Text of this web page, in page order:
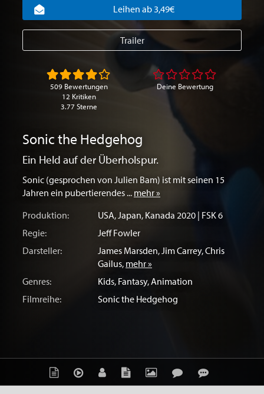
Sonic the Hedgehog
Ein Held auf der Überholspur.
Sonic (gesprochen von Julien Bam) ist mit seinen 15
Jahren ein pubertierendes ... mehr »
Produktion:
USA, Japan, Kanada 2020 | FSK 6
Regie:
Jeff Fowler
Darsteller:
James Marsden, Jim Carrey,Chris
Gailus, mehr »
Genres:
Kids, Fantasy,Animation
Filmreihe:
Sonic the Hedgehog
Leihen ab 3,49€
Trailer
509 Bewertungen
12 Kritiken
3.77 Sterne
Deine Bewertung